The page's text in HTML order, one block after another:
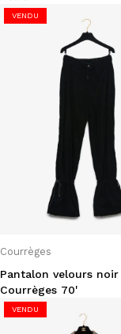
VENDU
Courrèges
Pantalon velours noir
Courrèges 70'
VENDU